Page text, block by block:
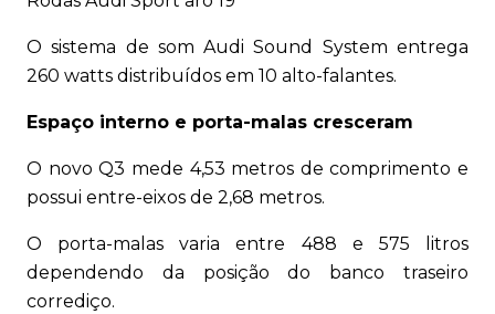
O sistema de som Audi Sound System entrega
260 watts distribuídos em 10 alto-falantes.
Espaço interno e porta-malas cresceram
O novo Q3 mede 4,53 metros de comprimento e
possui entre-eixos de 2,68 metros.
O porta-malas varia entre 488 e 575 litros
dependendo da posição do banco traseiro
corrediço.